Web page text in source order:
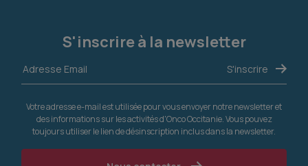
S'inscrire à la newsletter
Votre adresse e-mail est utilisée pour vous envoyer notre newsletter et
des informations sur les activités d'Onco Occitanie. Vous pouvez
toujours utiliser le lien de désinscription inclus dans la newsletter.